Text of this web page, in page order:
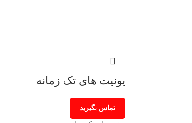
یونیت های تک زمانه
تماس بگیرید